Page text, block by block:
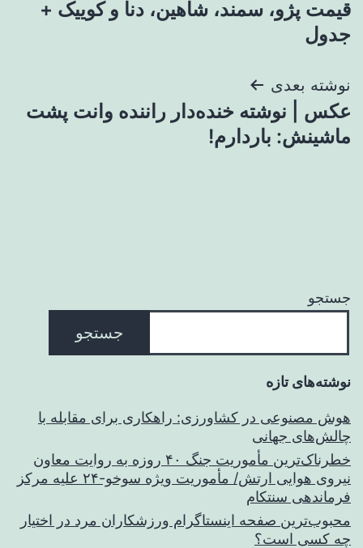
قیمت پژو، سمند، شاهین، دنا و کوییک +
جدول
نوشته بعدی
عکس | نوشته خنده‌دار راننده وانت پشت
ماشینش: باردارم!
جستجو
جستجو
نوشته‌های تازه
هوش مصنوعی در کشاورزی: راهکاری برای مقابله با
چالش‌های جهانی
خطرناک‌ترین مأموریت جنگ ۴۰ روزه به روایت معاون
نیروی هوایی ارتش/ مأموریت ویژه سوخو-۲۴ علیه مرکز
فرماندهی سنتکام
محبوب‌ترین صفحه اینستاگرام ورزشکاران مرد در اختیار
چه کسی است؟